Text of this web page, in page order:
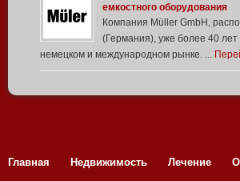
емкостного оборудования
Компания Müller GmbH,
(Германия), уже более 40
немецком и международном рынке. ...
Главная Недвижимость Лечение